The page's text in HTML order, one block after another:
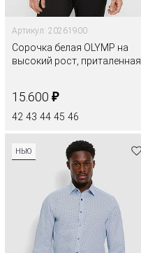
Артикул: 20261900
Сорочка белая OLYMP на
высокий рост, приталенная
15.600 ₽
42 43 44 45 46
НЬЮ